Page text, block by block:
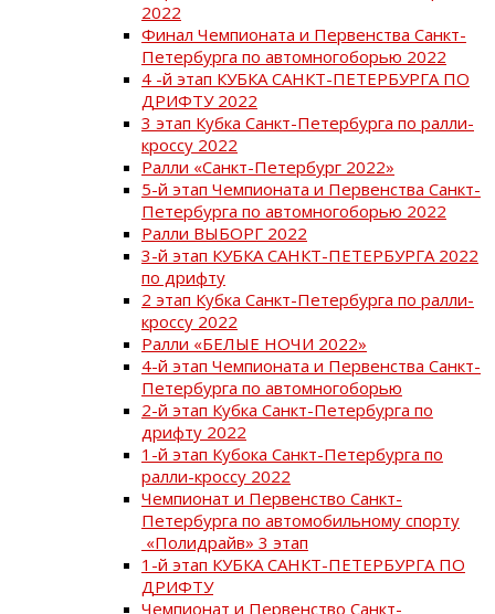
2022
Финал Чемпионата и Первенства Санкт-
Петербурга по автомногоборью 2022
4 -й этап КУБКА САНКТ-ПЕТЕРБУРГА ПО
ДРИФТУ 2022
3 этап Кубка Санкт-Петербурга по ралли-
кроссу 2022
Ралли «Санкт-Петербург 2022»
5-й этап Чемпионата и Первенства Санкт-
Петербурга по автомногоборью 2022
Ралли ВЫБОРГ 2022
3-й этап КУБКА САНКТ-ПЕТЕРБУРГА 2022
по дрифту
2 этап Кубка Санкт-Петербурга по ралли-
кроссу 2022
Ралли «БЕЛЫЕ НОЧИ 2022»
4-й этап Чемпионата и Первенства Санкт-
Петербурга по автомногоборью
2-й этап Кубка Санкт-Петербурга по
дрифту 2022
1-й этап Кубока Санкт-Петербурга по
ралли-кроссу 2022
Чемпионат и Первенство Санкт-
Петербурга по автомобильному спорту
«Полидрайв» 3 этап
1-й этап КУБКА САНКТ-ПЕТЕРБУРГА ПО
ДРИФТУ
Чемпионат и Первенство Санкт-